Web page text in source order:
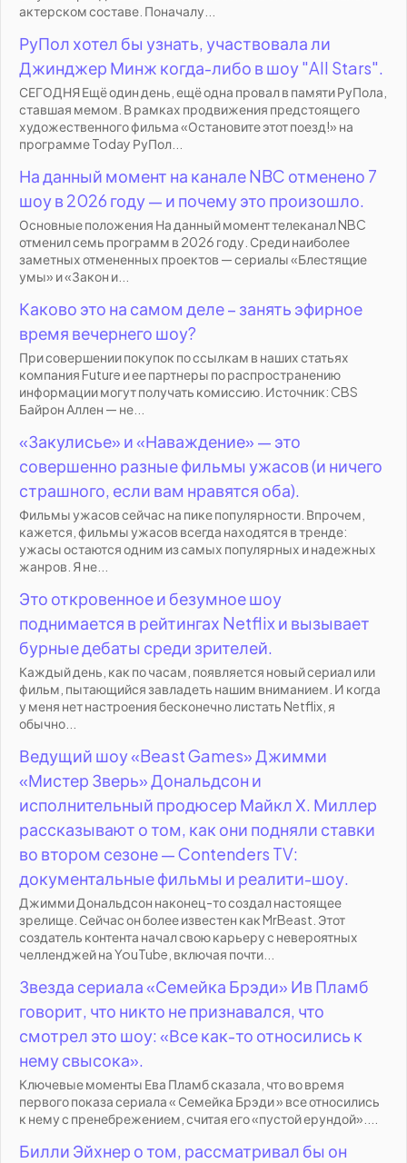
актерском составе. Поначалу...
РуПол хотел бы узнать, участвовала ли
Джинджер Минж когда-либо в шоу "All Stars".
СЕГОДНЯ Ещё один день, ещё одна провал в памяти РуПола,
ставшая мемом. В рамках продвижения предстоящего
художественного фильма «Остановите этот поезд!» на
программе Today РуПол...
На данный момент на канале NBC отменено 7
шоу в 2026 году — и почему это произошло.
Основные положения На данный момент телеканал NBC
отменил семь программ в 2026 году. Среди наиболее
заметных отмененных проектов — сериалы «Блестящие
умы» и «Закон и...
Каково это на самом деле – занять эфирное
время вечернего шоу?
При совершении покупок по ссылкам в наших статьях
компания Future и ее партнеры по распространению
информации могут получать комиссию. Источник: CBS
Байрон Аллен — не...
«Закулисье» и «Наваждение» — это
совершенно разные фильмы ужасов (и ничего
страшного, если вам нравятся оба).
Фильмы ужасов сейчас на пике популярности. Впрочем,
кажется, фильмы ужасов всегда находятся в тренде:
ужасы остаются одним из самых популярных и надежных
жанров. Я не...
Это откровенное и безумное шоу
поднимается в рейтингах Netflix и вызывает
бурные дебаты среди зрителей.
Каждый день, как по часам, появляется новый сериал или
фильм, пытающийся завладеть нашим вниманием. И когда
у меня нет настроения бесконечно листать Netflix, я
обычно...
Ведущий шоу «Beast Games» Джимми
«Мистер Зверь» Дональдсон и
исполнительный продюсер Майкл Х. Миллер
рассказывают о том, как они подняли ставки
во втором сезоне — Contenders TV:
документальные фильмы и реалити-шоу.
Джимми Дональдсон наконец-то создал настоящее
зрелище. Сейчас он более известен как MrBeast. Этот
создатель контента начал свою карьеру с невероятных
челленджей на YouTube, включая почти...
Звезда сериала «Семейка Брэди» Ив Пламб
говорит, что никто не признавался, что
смотрел это шоу: «Все как-то относились к
нему свысока».
Ключевые моменты Ева Пламб сказала, что во время
первого показа сериала « Семейка Брэди » все относились
к нему с пренебрежением, считая его «пустой ерундой»....
Билли Эйхнер о том, рассматривал бы он